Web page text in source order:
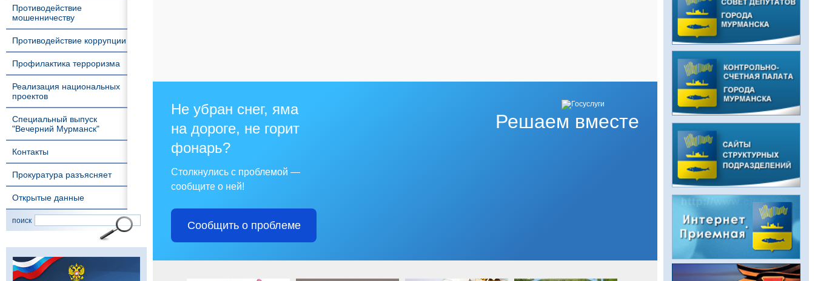
Противодействие
мошенничеству
Противодействие коррупции
Профилактика терроризма
Реализация национальных
проектов
Специальный выпуск
"Вечерний Мурманск"
Контакты
Прокуратура разъясняет
Открытые данные
поиск
Решаем вместе
Не убран снег, яма
на дороге, не горит
фонарь?
Столкнулись с проблемой —
сообщите о ней!
Сообщить о проблеме